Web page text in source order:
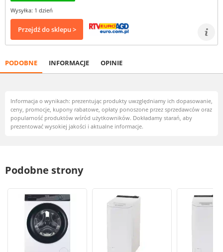
Wysyłka: 1 dzień
Przejdź do sklepu >
PODOBNE INFORMACJE OPINIE
Informacja o wynikach: prezentując produkty uwzględniamy ich dopasowanie,
ceny, promocje, kupony rabatowe, opłaty ponoszone przez sprzedawców oraz
popularność produktów wśród użytkowników. Dokładamy starań, aby
prezentować wysokiej jakości i aktualne informacje.
Podobne strony